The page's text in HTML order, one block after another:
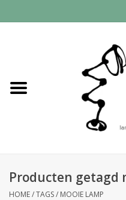
Industrial lamps
Producten getagd
HOME/TAGS/ MOOIE LAMP